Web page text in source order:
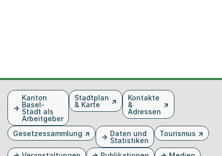
FusszeileKanton
Basel-
Stadt als
Arbeitgeber
Stadtplan
& Karte
Kontakte
&
Adressen
Gesetzessammlung
Daten und
Statistiken
Tourismus